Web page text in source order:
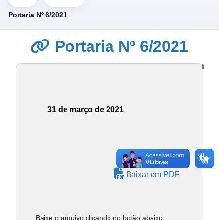
Portaria Nº 6/2021
Portaria Nº 6/2021
31 de março de 2021
Baixar em PDF
Baixe o arquivo clicando no botão abaixo: